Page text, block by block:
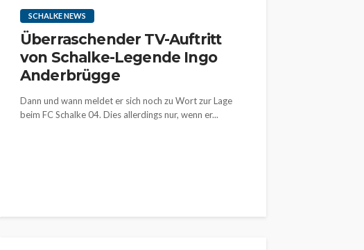
SCHALKE NEWS
Überraschender TV-Auftritt
von Schalke-Legende Ingo
Anderbrügge
Dann und wann meldet er sich noch zu Wort zur Lage
beim FC Schalke 04. Dies allerdings nur, wenn er...